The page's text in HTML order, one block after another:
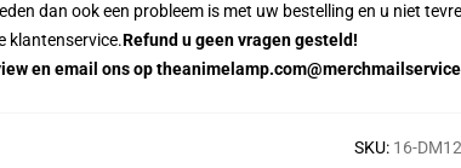
dan ook een probleem is met uw bestelling en u niet
klantenservice.Refund u geen vragen gesteld!
en email ons op
SKU: 16-